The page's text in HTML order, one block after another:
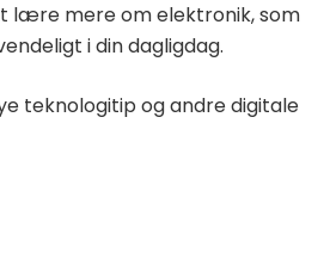
lære mere om elektronik, som
i din dagligdag.
teknologitip og andre digitale